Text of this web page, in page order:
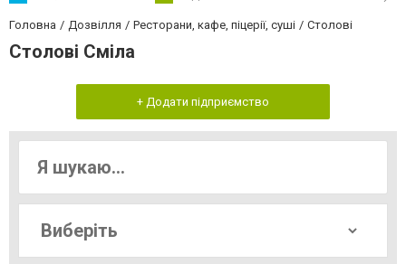
Головна Дозвілля Ресторани, кафе, піцерії, суші Столові
Столові Сміла
+ Додати підприємство